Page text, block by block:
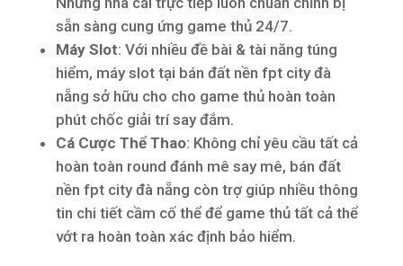
sẵn sàng cung ứng game thủ 24/7.
Máy Slot: Với nhiều đề bài & tài năng túng
hiểm, máy slot tại bán đất nền fpt city đà
nẵng sở hữu cho cho game thủ hoàn toàn
phút chốc giải trí say đắm.
Cá Cược Thể Thao: Không chỉ yêu cầu tất cả
hoàn toàn round đánh mê say mê, bán đất
nền fpt city đà nẵng còn trợ giúp nhiều thông
tin chi tiết cầm cố thể để game thủ tất cả thể
vớt ra hoàn toàn xác định bảo hiểm.